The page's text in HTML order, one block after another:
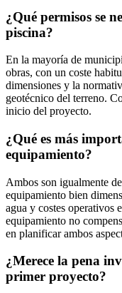
¿Qué permisos se
piscina?
En la mayoría de
obras, con un coste
dimensiones y la
geotécnico del terreno.
inicio del proyecto.
¿Qué es más
equipamiento?
Ambos son igualmente
equipamiento bien
agua y costes operativos
equipamiento no
en planificar ambos
¿Merece la pena
primer proyecto?